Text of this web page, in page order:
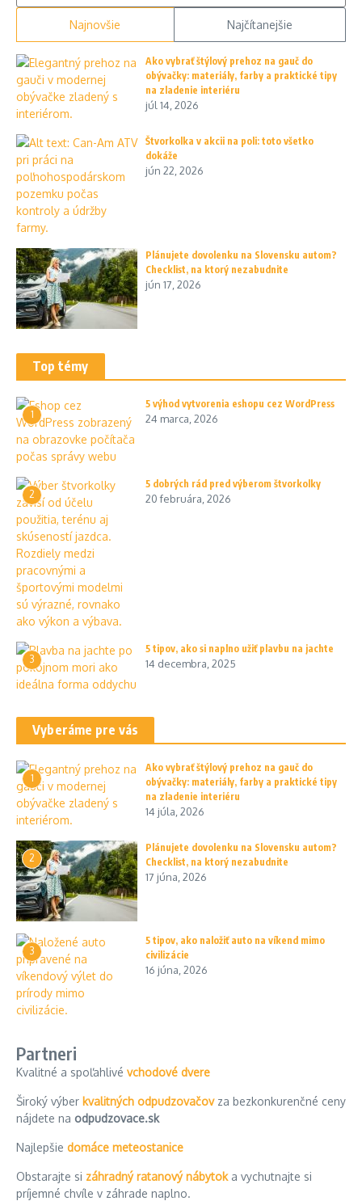
Najnovšie Najčítanejšie
Ako vybrať štýlový prehoz na gauč do
obývačky: materiály, farby a praktické tipy
na zladenie interiéru
júl 14, 2026
Štvorkolka v akcii na poli: toto všetko
dokáže
jún 22, 2026
Plánujete dovolenku na Slovensku autom?
Checklist, na ktorý nezabudnite
jún 17, 2026
Top témy
1
5 výhod vytvorenia eshopu cez WordPress
24 marca, 2026
2
5 dobrých rád pred výberom štvorkolky
20 februára, 2026
3
5 tipov, ako si naplno užiť plavbu na jachte
14 decembra, 2025
Vyberáme pre vás
1
Ako vybrať štýlový prehoz na gauč do
obývačky: materiály, farby a praktické tipy
na zladenie interiéru
14 júla, 2026
2
Plánujete dovolenku na Slovensku autom?
Checklist, na ktorý nezabudnite
17 júna, 2026
3
5 tipov, ako naložiť auto na víkend mimo
civilizácie
16 júna, 2026
Partneri
Kvalitné a spoľahlivé vchodové dvere
Široký výber kvalitných odpudzovačovza bezkonkurenčné ceny
nájdete na odpudzovace.sk
Najlepšie domáce meteostanice
Obstarajte si záhradný ratanový nábytoka vychutnajte si
príjemné chvíle v záhrade naplno.